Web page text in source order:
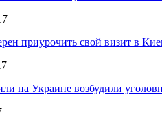
приурочить свой визит в
на Украине возбудили